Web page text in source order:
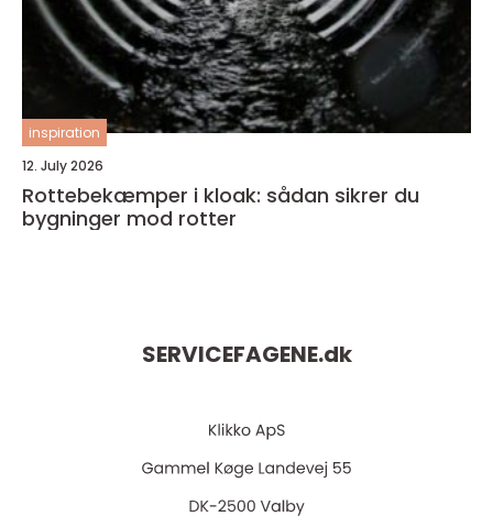
inspiration
12. July 2026
Rottebekæmper i kloak: sådan sikrer du
bygninger mod rotter
SERVICEFAGENE.dk